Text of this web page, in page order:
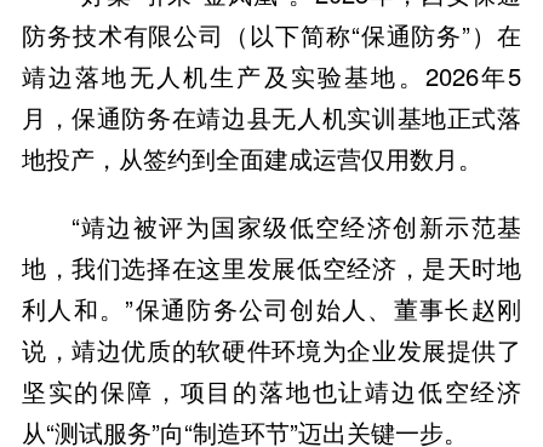
防务技术有限公司（以下简称“保通防务”）在
靖边落地无人机生产及实验基地。2026年5
月，保通防务在靖边县无人机实训基地正式落
地投产，从签约到全面建成运营仅用数月。
“靖边被评为国家级低空经济创新示范基
地，我们选择在这里发展低空经济，是天时地
利人和。”保通防务公司创始人、董事长赵刚
说，靖边优质的软硬件环境为企业发展提供了
坚实的保障，项目的落地也让靖边低空经济
从“测试服务”向“制造环节”迈出关键一步。